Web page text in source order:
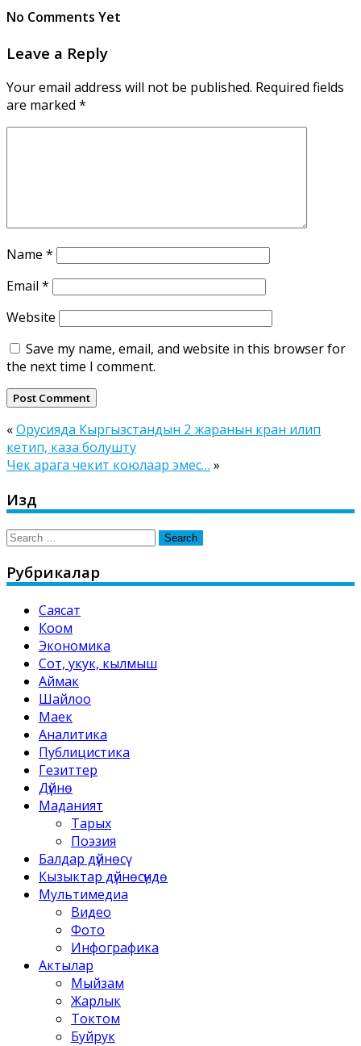
No Comments Yet
Leave a Reply
Your email address will not be published. Required fields
are marked *
Name *
Email *
Website
Save my name, email, and website in this browser for
the next time I comment.
«Орусияда Кыргызстандын 2 жаранын кран илип
кетип, каза болушту
Чек арага чекит коюлаар эмес… »
Издөө
Search
Рубрикалар
Саясат
Коом
Экономика
Сот, укук, кылмыш
Аймак
Шайлоо
Маек
Аналитика
Публицистика
Гезиттер
Дүйнө
Маданият
Тарых
Поэзия
Балдар дүйнөсү
Кызыктар дүйнөсүндө
Мультимедиа
Видео
Фото
Инфографика
Актылар
Мыйзам
Жарлык
Токтом
Буйрук